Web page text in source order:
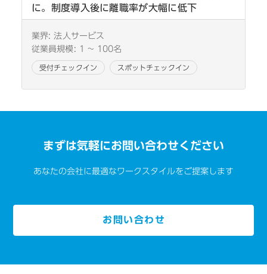
に。制度導入後に離職率が大幅に低下
業界:法人サービス
従業員規模: 1 ~ 100名
受付チェックイン スポットチェックイン
まずは気軽にお問い合わせください
あなたの会社に最適なワークスタイルをご提案します
お問い合わせ